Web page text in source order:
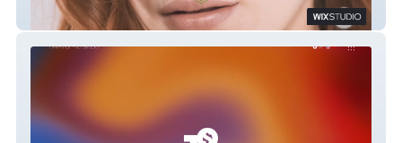
Common Wealth